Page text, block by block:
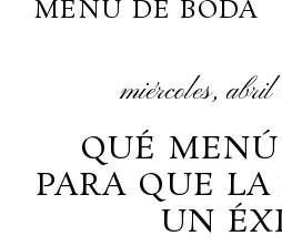
MENÚ DE BODA
miércoles,
QUÉ
PARA QUE
UN